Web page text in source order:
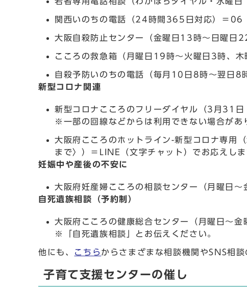
関西いのちの電話（24時間365日対応）＝
大阪自殺防止センター（金曜日13時～日曜
こころの救急箱（月曜日19時～火曜日3時
自殺予防いのちの電話（毎月10日8時～翌
新型コロナ関連
新型コロナこころのフリーダイヤル（3月
※一部の回線などからは利用できない場合があ
大阪府こころのホットライン-新型コロナ専
まで〉）＝LINE（文字チャット）でお応えしま
妊娠中や産後の不安に
大阪府妊産婦こころの相談センター（月曜
自死遺族相談（予約制）
大阪府こころの健康総合センター（月曜日
※「自死遺族相談」とお伝えください。
他にも、 こちら からさまざまな相談機関やSNS相
子育て支援センターの催し